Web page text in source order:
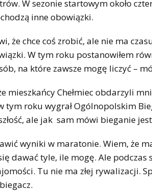
W sezonie startowym około
inne obowiązki.
że chce coś zrobić, ale nie ma
W tym roku postanowiłem
na które zawsze mogę liczyć –
że mieszkańcy Chełmiec obdarzyli
tym roku wygrał Ogólnopolskim
ale jak sam mówi bieganie
wyniki w maratonie. Wiem, że
dawać tyle, ile mogę. Ale
Tu nie ma złej rywalizacji.